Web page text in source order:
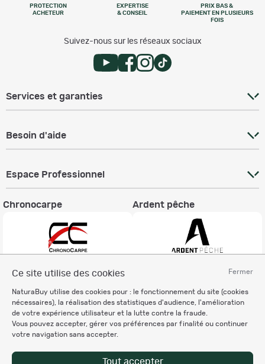
Fermer
Ce site utilise des cookies
NaturaBuy utilise des cookies pour : le fonctionnement du site (cookies
nécessaires), la réalisation des statistiques d'audience, l'amélioration
de votre expérience utilisateur et la lutte contre la fraude.
Vous pouvez accepter, gérer vos préférences par finalité ou continuer
votre navigation sans accepter.
Tout accepter
PROTECTION
ACHETEUR
EXPERTISE
& CONSEIL
PRIX BAS &
PAIEMENT EN PLUSIEURS
FOIS
Suivez-nous sur les réseaux sociaux
Services et garanties
Besoin d'aide
Espace Professionnel
Chronocarpe Ardent pêche
Charte éthique
Mentions légales
Règlement & Conditions d'utilisation
Politique de protection
des données personnelles
Personnalisation des cookies